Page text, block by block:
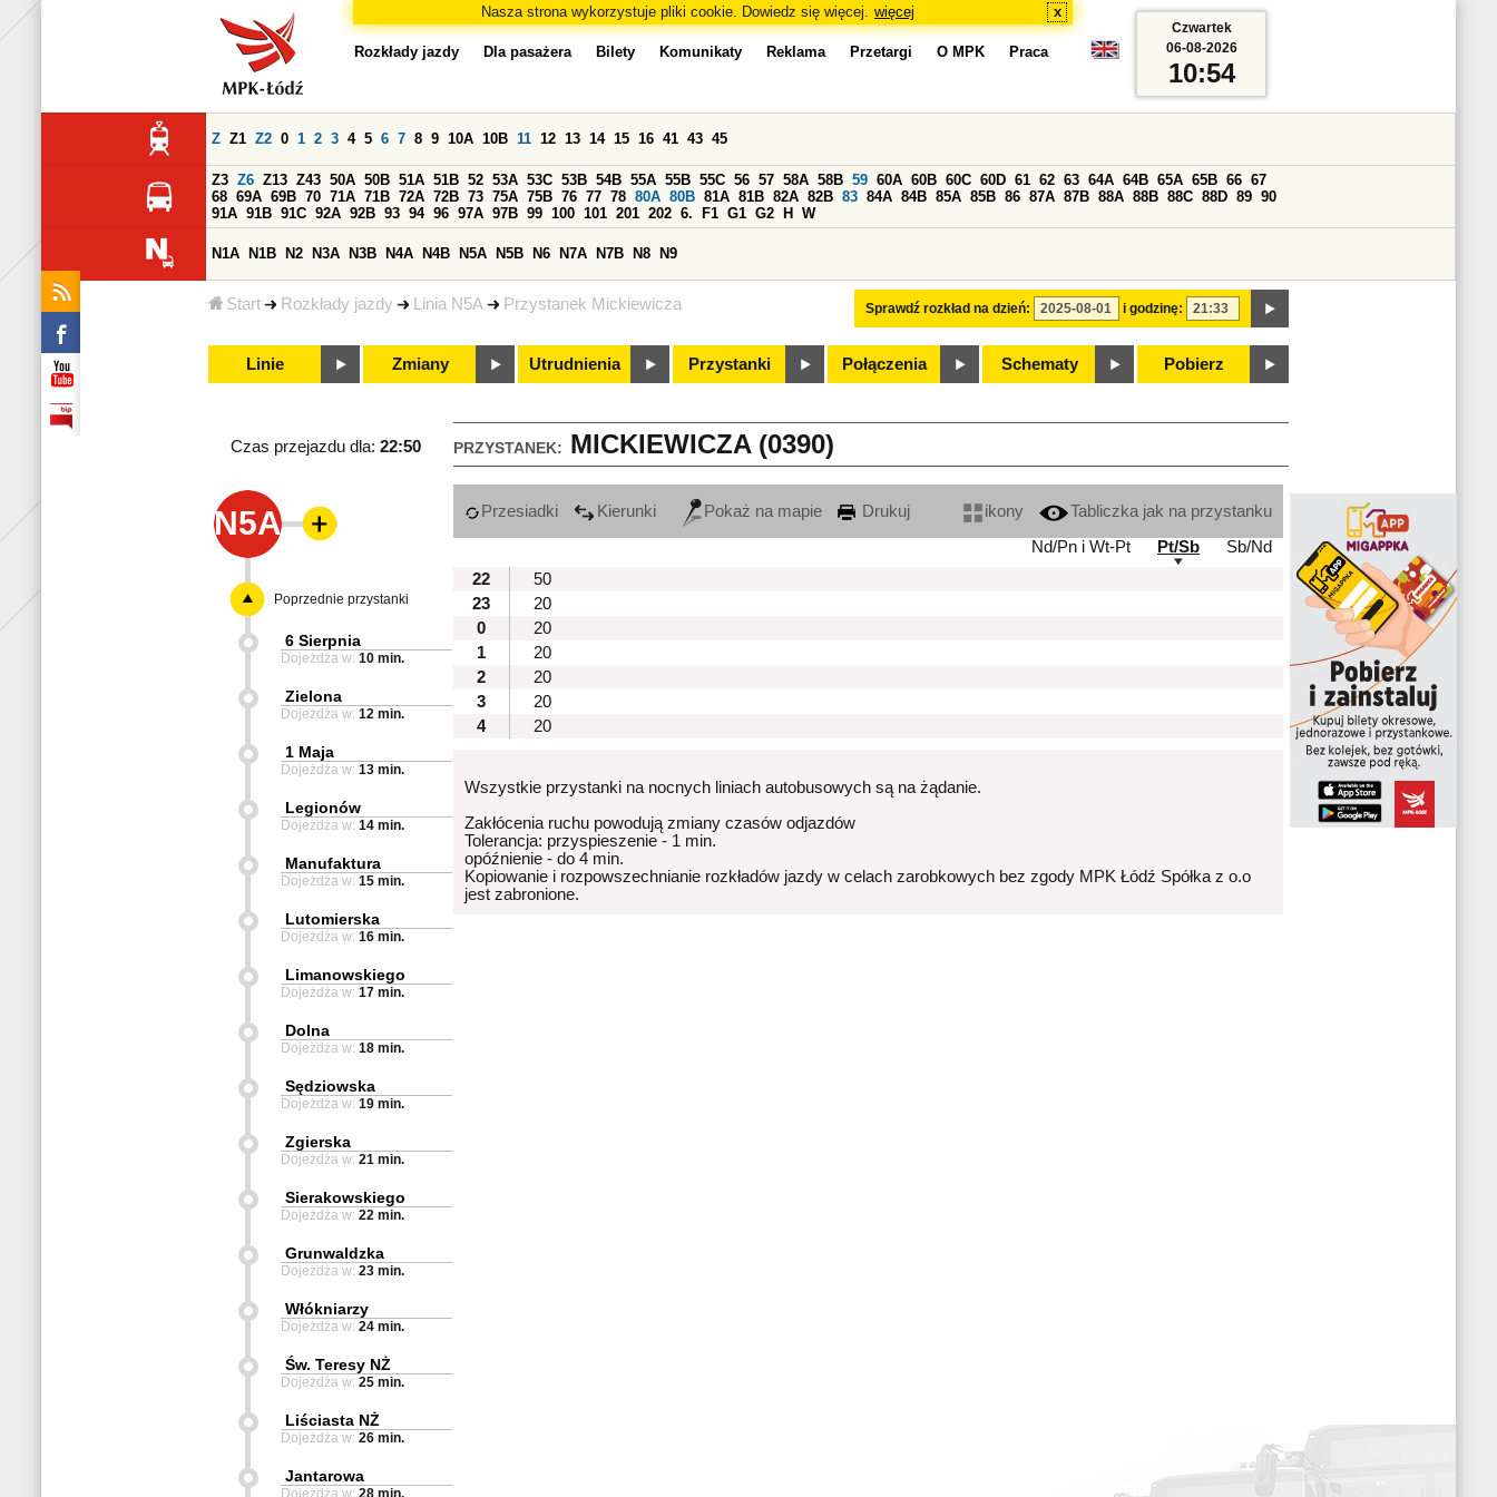
Nasza strona wykorzystuje pliki cookie. Dowiedz się więcej. więcej x
Start Rozkłady jazdy Linia N5A Przystanek Mickiewicza
Rozkłady jazdy Dla pasażera Bilety Komunikaty Reklama Przetargi O MPK Praca
Sprawdź rozkład na dzień: i godzinę:
Z Z1 Z2 0 1 2 3 4 5 6 7 8 9 10A 10B 11 12 13 14 15 16 41 43 45
Z3 Z6 Z13 Z43 50A 50B 51A 51B 52 53A 53C 53B 54B 55A 55B 55C 56 57 58A 58B 59 60A 60B 60C 60D 61 62 63 64A 64B 65A 65B 66 67
68 69A 69B 70 71A 71B 72A 72B 73 75A 75B 76 77 78 80A 80B 81A 81B 82A 82B 83 84A 84B 85A 85B 86 87A 87B 88A 88B 88C 88D 89 90
91A 91B 91C 92A 92B 93 94 96 97A 97B 99 100 101 201 202 6. F1 G1 G2 H W
N1A N1B N2 N3A N3B N4A N4B N5A N5B N6 N7A N7B N8 N9
Linie Zmiany Utrudnienia Przystanki Połączenia Schematy Pobierz
Czwartek
06-08-2026
10:54
PRZYSTANEK: MICKIEWICZA (0390)
Czas przejazdu dla: 22:50
N5A Przesiadki Kierunki Pokaż na mapie Drukuj ikony
Tabliczka jak na przystanku
Nd/Pn i Wt-Pt
Pt/Sb
Sb/Nd
22
50
23
20
0
20
1
20
2
20
3
20
4
20
Wszystkie przystanki na nocnych liniach autobusowych są na żądanie.
Zakłócenia ruchu powodują zmiany czasów odjazdów
Tolerancja: przyspieszenie - 1 min.
opóźnienie - do 4 min.
Kopiowanie i rozpowszechnianie rozkładów jazdy w celach zarobkowych bez zgody MPK Łódź Spółka z o.o
jest zabronione.
Poprzednie przystanki
6 Sierpnia
Dojeżdża w: 10 min.
Zielona
Dojeżdża w: 12 min.
1 Maja
Dojeżdża w: 13 min.
Legionów
Dojeżdża w: 14 min.
Manufaktura
Dojeżdża w: 15 min.
Lutomierska
Dojeżdża w: 16 min.
Limanowskiego
Dojeżdża w: 17 min.
Dolna
Dojeżdża w: 18 min.
Sędziowska
Dojeżdża w: 19 min.
Zgierska
Dojeżdża w: 21 min.
Sierakowskiego
Dojeżdża w: 22 min.
Grunwaldzka
Dojeżdża w: 23 min.
Włókniarzy
Dojeżdża w: 24 min.
Św. Teresy NŻ
Dojeżdża w: 25 min.
Liściasta NŻ
Dojeżdża w: 26 min.
Jantarowa
Dojeżdża w: 28 min.